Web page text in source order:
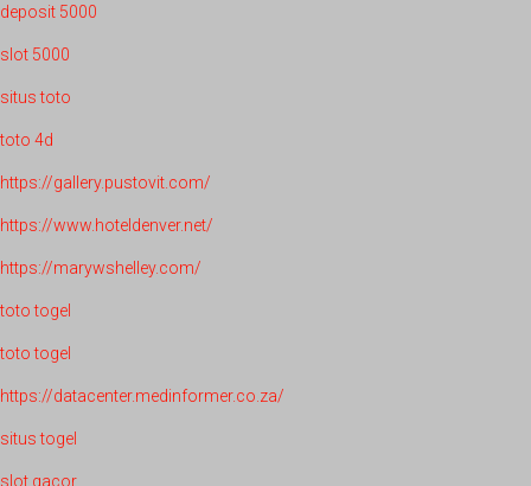
deposit 5000
slot 5000
situs toto
toto 4d
https://gallery.pustovit.com/
https://www.hoteldenver.net/
https://marywshelley.com/
toto togel
toto togel
https://datacenter.medinformer.co.za/
situs togel
slot gacor